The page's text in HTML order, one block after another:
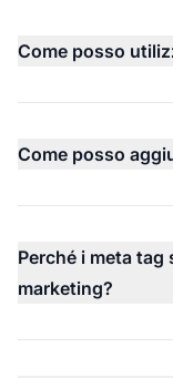
Come posso
Come posso
Perché i meta
marketing?